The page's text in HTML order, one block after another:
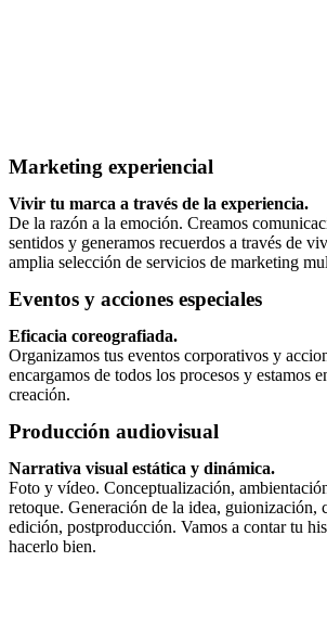
Marketing experiencial
Vivir tu marca a través de la experiencia.
De la razón a la emoción. Creamos
sentidos y generamos recuerdos a través de
amplia selección de servicios de marketing
Eventos y acciones especiales
Eficacia coreografiada.
Organizamos tus eventos corporativos y
encargamos de todos los procesos y estamos
creación.
Producción audiovisual
Narrativa visual estática y dinámica.
Foto y vídeo. Conceptualización,
retoque. Generación de la idea, guionización,
edición, postproducción. Vamos a contar tu
hacerlo bien.